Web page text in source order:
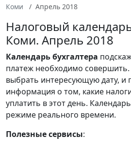
Коми
Апрель 2018
Налоговый
Коми. Апрель 2018
Календарьбухгалтера
платеж необходимо
выбрать интересующую дату, и
информация о том, какие
уплатить в этот день.
режиме реального времени.
Полезные сервисы: